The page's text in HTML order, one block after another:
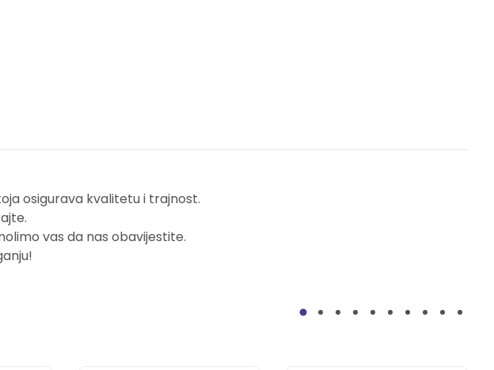
osigurava kvalitetu i trajnost.
vas da nas obavijestite.